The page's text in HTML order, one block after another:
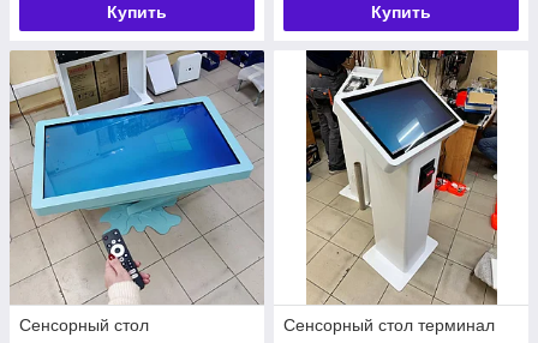
Купить Купить
Сенсорный стол
Сенсорный стол терминал